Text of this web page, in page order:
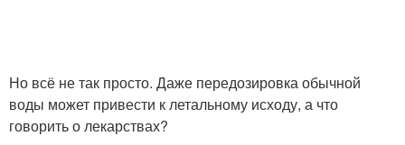
Лекарства при
панических атаках
Седафитон при
Но всё не так просто. Даже передозировка обычной
воды может привести к летальному исходу, а что
говорить о лекарствах?